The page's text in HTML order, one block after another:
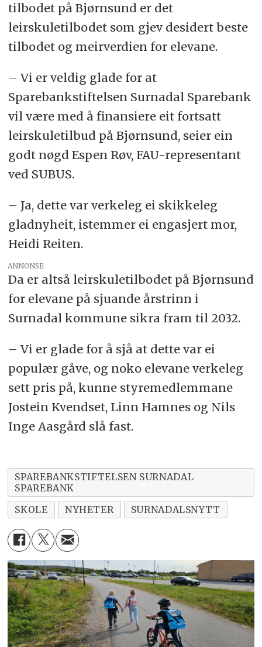
tilbodet på Bjørnsund er det
leirskuletilbodet som gjev desidert beste
tilbodet og meirverdien for elevane.
– Vi er veldig glade for at
Sparebankstiftelsen Surnadal Sparebank
vil være med å finansiere eit fortsatt
leirskuletilbud på Bjørnsund, seier ein
godt nøgd Espen Røv, FAU-representant
ved SUBUS.
– Ja, dette var verkeleg ei skikkeleg
gladnyheit, istemmer ei engasjert mor,
Heidi Reiten.
ANNONSE
Da er altså leirskuletilbodet på Bjørnsund
for elevane på sjuande årstrinn i
Surnadal kommune sikra fram til 2032.
– Vi er glade for å sjå at dette var ei
populær gåve, og noko elevane verkeleg
sett pris på, kunne styremedlemmane
Jostein Kvendset, Linn Hamnes og Nils
Inge Aasgård slå fast.
SPAREBANKSTIFTELSEN SURNADAL
SPAREBANK
SKOLE
NYHETER SURNADALSNYTT